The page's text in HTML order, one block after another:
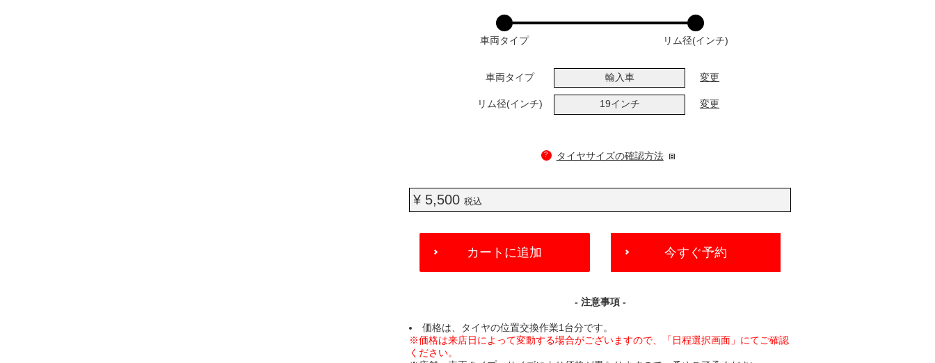
車両タイプ リム径(インチ)
車両タイプ 輸入車 変更
リム径(インチ) 19インチ 変更
? タイヤサイズの確認方法
¥ 5,500税込
ADD
CART
カートに追加 今すぐ予約
- 注意事項 -
価格は、タイヤの位置交換作業1台分です。
※価格は来店日によって変動する場合がございますので、「日程選択画面」にてご確認
ください。